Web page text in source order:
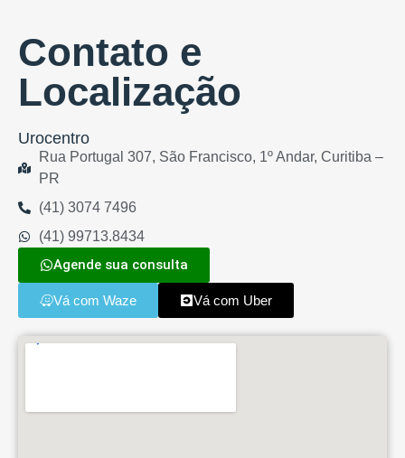
Contato e
Localização
Urocentro
Rua Portugal 307, São Francisco, 1º Andar, Curitiba –
PR
(41) 3074 7496
(41) 99713.8434
Agende sua consulta
Vá com Waze Vá com Uber